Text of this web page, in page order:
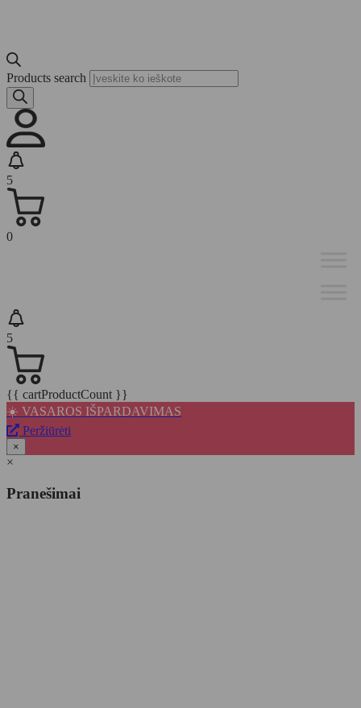
Products search
5
0
5
{{ cartProductCount }}
☀️ VASAROS IŠPARDAVIMAS
Peržiūrėti
×
×
Pranešimai